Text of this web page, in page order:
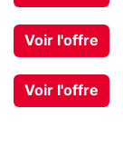
Voir l'offre
Voir l'offre